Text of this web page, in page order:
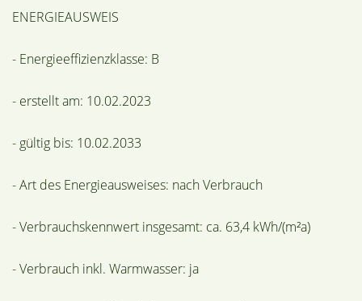
ENERGIEAUSWEIS
- Energieeffizienzklasse: B
- erstellt am: 10.02.2023
- gültig bis: 10.02.2033
- Art des Energieausweises: nach Verbrauch
- Verbrauchskennwert insgesamt: ca. 63,4 kWh/(m²a)
- Verbrauch inkl. Warmwasser: ja